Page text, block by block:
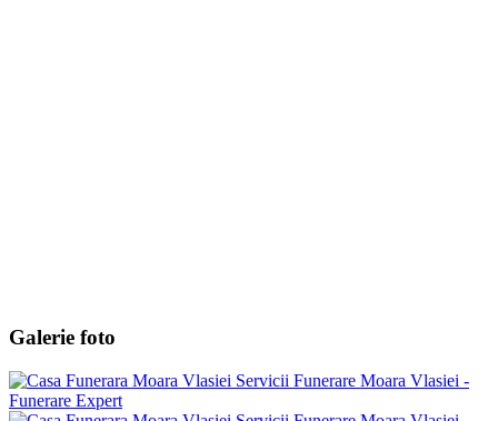
Galerie foto